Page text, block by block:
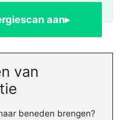
aan▸
van
beneden brengen?